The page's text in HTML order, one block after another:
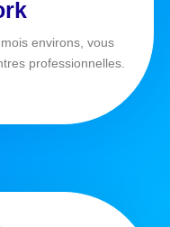
environs, vous
professionnelles.